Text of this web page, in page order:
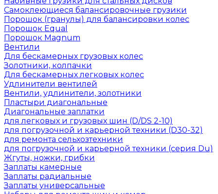
Самоклеющиеся балансировочные грузики
Порошок (гранулы) для балансировки колес
Порошок Equal
Порошок Magnum
Вентили
Для бескамерных грузовых колес
Золотники, колпачки
Для бескамерных легковых колес
Удлинители вентилей
Вентили, удлинители, золотники
Пластыри диагональные
Диагональные заплатки
для легковых и грузовых шин (D/DS 2-10)
для погрузочной и карьерной техники (D30-32)
для ремонта сельхозтехники
для погрузочной и карьерной техники (серия Du)
Жгуты, ножки, грибки
Заплаты камерные
Заплаты радиальные
Заплаты универсальные